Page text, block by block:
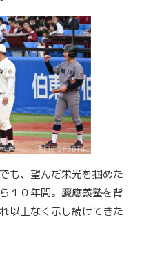
も、望んだ栄光を掴めた
１０年間。慶應義塾を背
以上なく示し続けてきた